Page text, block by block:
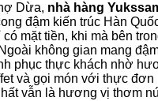
Dừa, nhà hàng
đậm kiến trúc Hàn
mặt tiền, khi mà bên
không gian mang
phục thực khách nhờ
và gọi món với thực
vẫn là hương vị thơm